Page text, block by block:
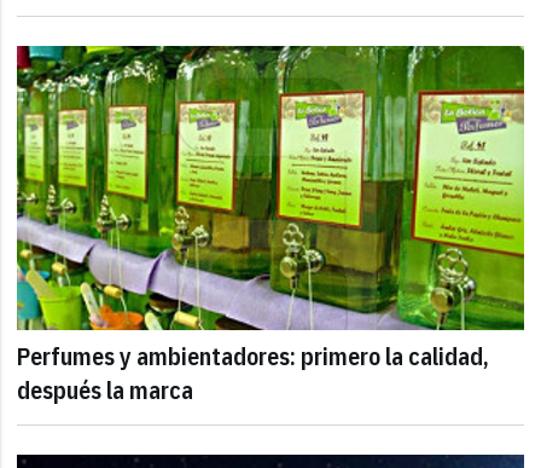
Perfumes y ambientadores: primero la calidad,
después la marca